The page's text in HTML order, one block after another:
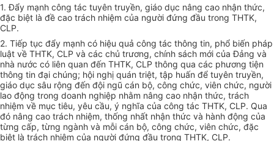
1. Đẩy mạnh công tác tuyên truyền, giáo dục nâng cao nhận thức,
đặc biệt là đề cao trách nhiệm của người đứng đầu trong THTK,
CLP.
2. Tiếp tục đẩy mạnh có hiệu quả công tác thông tin, phổ biến pháp
luật về THTK, CLP và các chủ trương, chính sách mới của Đảng và
nhà nước có liên quan đến THTK, CLP thông qua các phương tiện
thông tin đại chúng; hội nghị quán triệt, tập huấn để tuyên truyền,
giáo dục sâu rộng đến đội ngũ cán bộ, công chức, viên chức, người
lao động trong doanh nghiệp nhằm nâng cao nhận thức, trách
nhiệm về mục tiêu, yêu cầu, ý nghĩa của công tác THTK, CLP. Qua
đó nâng cao trách nhiệm, thống nhất nhận thức và hành động của
từng cấp, từng ngành và mỗi cán bộ, công chức, viên chức, đặc
biệt là trách nhiệm của người đứng đầu trong THTK, CLP.